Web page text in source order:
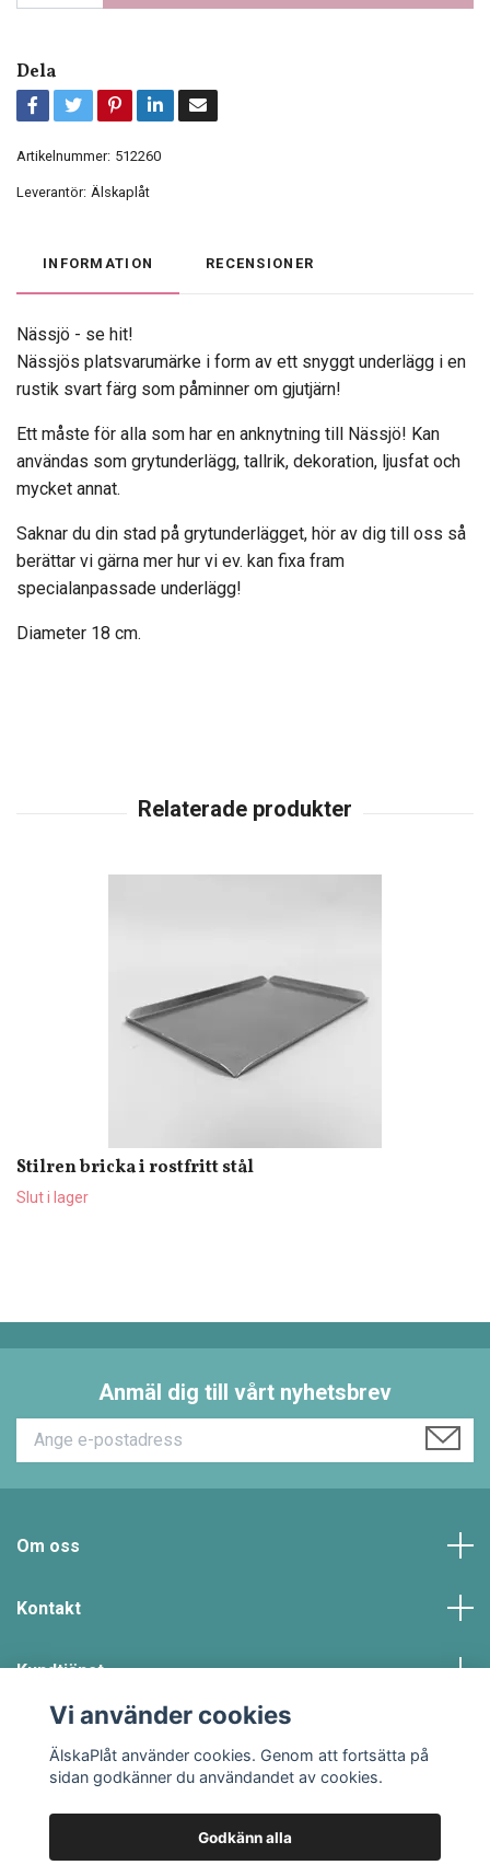
Dela
Artikelnummer: 512260
Leverantör: Älskaplåt
INFORMATION RECENSIONER
Nässjö - se hit!
Nässjös platsvarumärke i form av ett snyggt underlägg i en
rustik svart färg som påminner om gjutjärn!
Ett måste för alla som har en anknytning till Nässjö! Kan
användas som grytunderlägg, tallrik, dekoration, ljusfat och
mycket annat.
Saknar du din stad på grytunderlägget, hör av dig till oss så
berättar vi gärna mer hur vi ev. kan fixa fram
specialanpassade underlägg!
Diameter 18 cm.
Stilren bricka i rostfritt stål
Slut i lager
Anmäl dig till vårt nyhetsbrev
Om oss
Kontakt
Kundtjänst
Vi använder cookies
ÄlskaPlåt använder cookies. Genom att fortsätta på
sidan godkänner du användandet av cookies.
Godkänn alla